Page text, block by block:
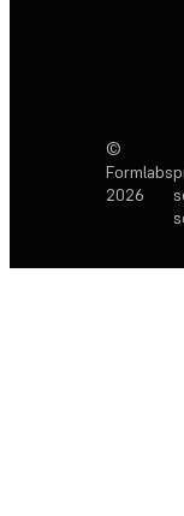
©
Formlabs
2026